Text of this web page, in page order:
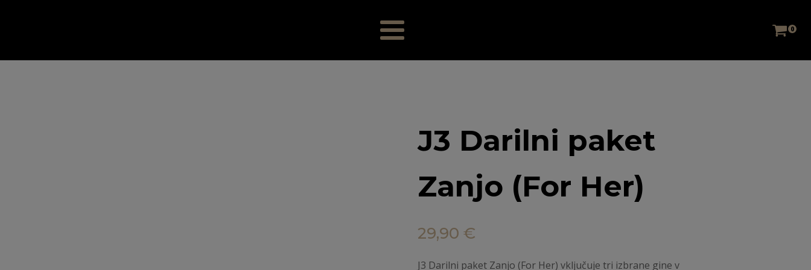
0
J3 Darilni paket
Zanjo (For Her)
29,90 €
J3 Darilni paket Zanjo (For Her) vključuje tri izbrane gine v